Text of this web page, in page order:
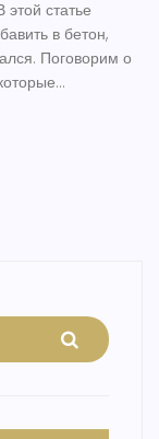
статье
в бетон,
Поговорим о
бетон своими